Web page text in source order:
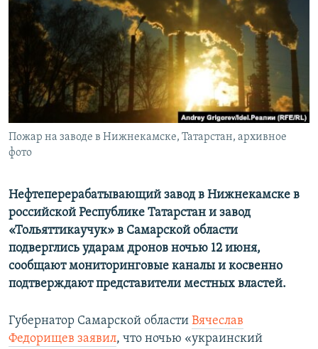
ПОБЕДИТЕЛЕЙ НЕ СУДЯТ?
КРЫМ.НЕПОКОРЕННЫЙ
ELIFBE
УКРАИНСКАЯ ПРОБЛЕМА КРЫМА
ПРИСОЕДИНЯЙТЕСЬ!
Все сайты RFE/RL
Пожар на заводе в Нижнекамске, Татарстан, архивное
фото
Нефтеперерабатывающий завод в Нижнекамске в
российской Республике Татарстан и завод
«Тольяттикаучук» в Самарской области
подверглись ударам дронов ночью 12 июня,
сообщают мониторинговые каналы и косвенно
подтверждают представители местных властей.
Губернатор Самарской области Вячеслав
Федорищев заявил, что ночью «украинский